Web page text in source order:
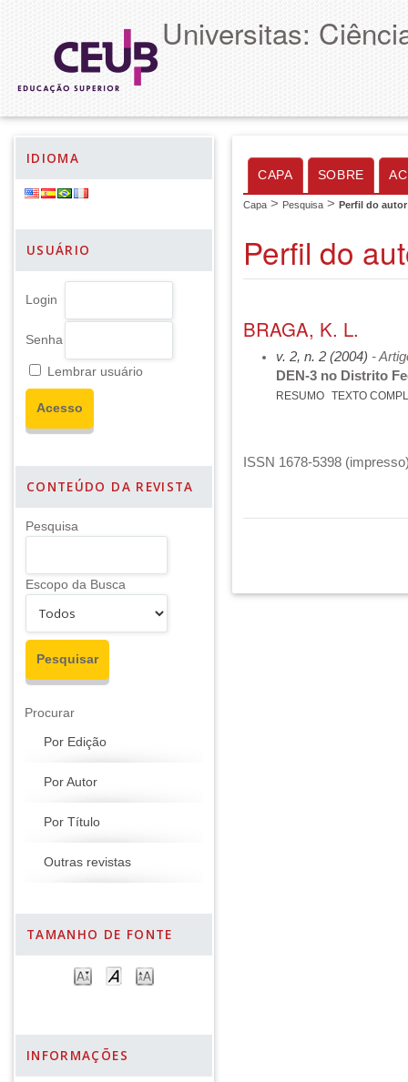
Universitas:
IDIOMA
USUÁRIO
Login
Senha
Lembrar usuário
CONTEÚDO DA REVISTA
Pesquisa
Escopo da Busca
Procurar
Por Edição
Por Autor
Por Título
Outras revistas
TAMANHO DE FONTE
INFORMAÇÕES
CAPA SOBRE
Capa > Pesquisa > Perfil do autor
Perfil do
BRAGA, K. L.
v. 2, n. 2 (2004) -
DEN-3 no Distrito
RESUMO TEXTO
ISSN 1678-5398